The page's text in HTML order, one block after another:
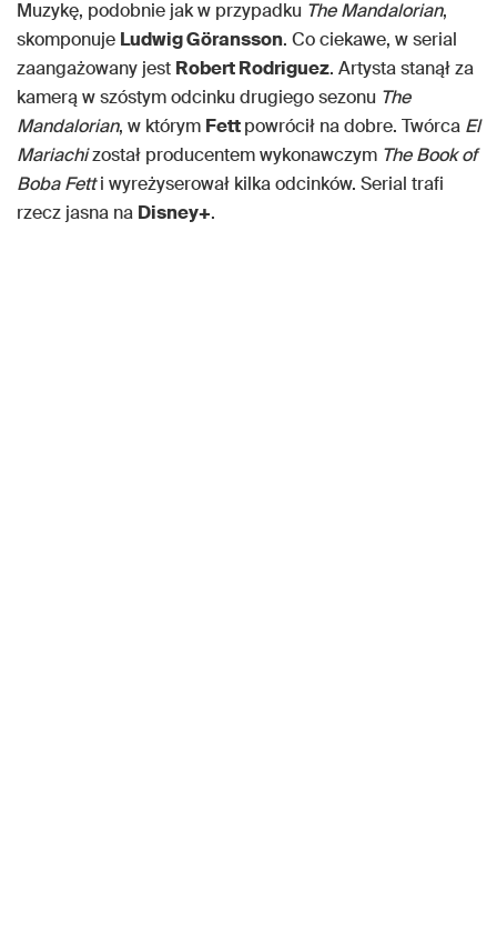
Muzykę, podobnie jak w przypadku The Mandalorian,
skomponuje Ludwig Göransson. Co ciekawe, w serial
zaangażowany jest Robert Rodriguez. Artysta stanął za
kamerą w szóstym odcinku drugiego sezonu The
Mandalorian, w którym Fettpowrócił na dobre. Twórca El
Mariachizostał producentem wykonawczym The Book of
Boba Fetti wyreżyserował kilka odcinków. Serial trafi
rzecz jasna na Disney+.